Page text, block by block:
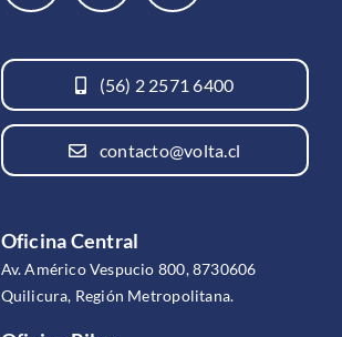
(56) 2 2571 6400
contacto@volta.cl
Oficina Central
Av. Américo Vespucio 800, 8730606
Quilicura, Región Metropolitana.